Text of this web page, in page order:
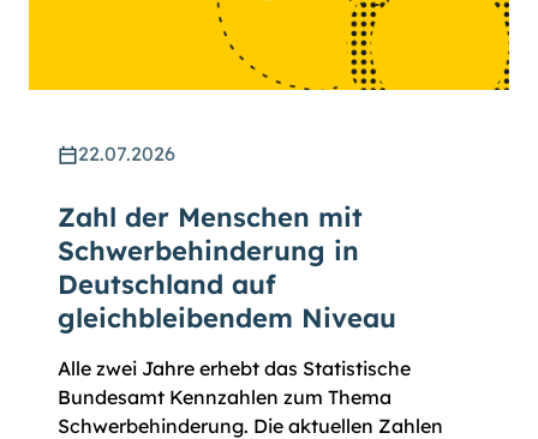
22.07.2026
Zahl der Menschen mit
Schwerbehinderung in
Deutschland auf
gleichbleibendem Niveau
Alle zwei Jahre erhebt das Statistische
Bundesamt Kennzahlen zum Thema
Schwerbehinderung. Die aktuellen Zahlen